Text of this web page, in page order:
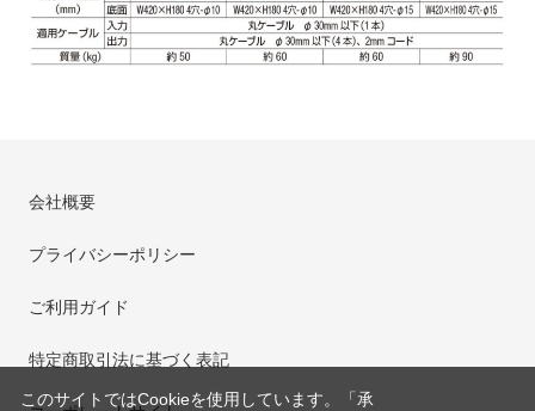
会社概要
プライバシーポリシー
ご利用ガイド
特定商取引法に基づく表記
このサイトではCookieを使用しています。「承